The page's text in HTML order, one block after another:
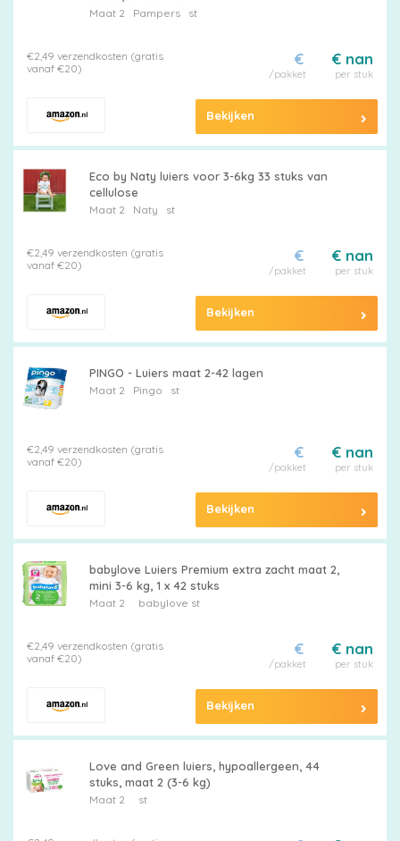
Maat 2 Pampersst
€2,49 verzendkosten (gratis
vanaf €20)
€ nan
per stuk
€
/pakket
Bekijken
Eco by Naty luiers voor 3-6kg 33 stuks van
cellulose
Maat 2 Naty st
€2,49 verzendkosten (gratis
vanaf €20)
€ nan
per stuk
€
/pakket
Bekijken
PINGO - Luiers maat 2-42 lagen
Maat 2 Pingo st
€2,49 verzendkosten (gratis
vanaf €20)
€ nan
per stuk
€
/pakket
Bekijken
babylove Luiers Premium extra zacht maat 2,
mini 3-6 kg, 1 x 42 stuks
Maat 2 babylove st
€2,49 verzendkosten (gratis
vanaf €20)
€ nan
per stuk
€
/pakket
Bekijken
Love and Green luiers, hypoallergeen, 44
stuks, maat 2 (3-6 kg)
Maat 2 st